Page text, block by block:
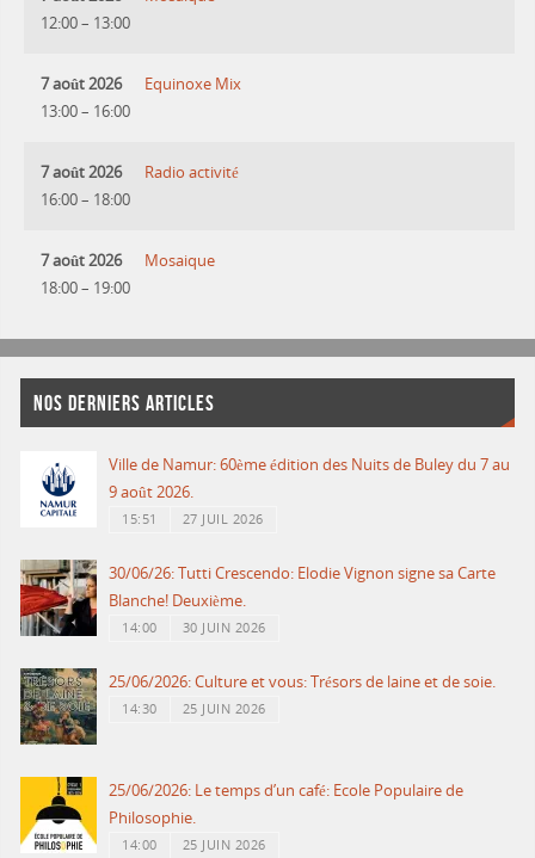
12:00– 13:00
7 août 2026
13:00– 16:00
Equinoxe Mix
7 août 2026
16:00– 18:00
Radio activité
7 août 2026
18:00– 19:00
Mosaique
NOS DERNIERS ARTICLES
Ville de Namur: 60ème édition des Nuits de Buley du 7 au
9 août 2026.
15:51 27 JUIL 2026
30/06/26: Tutti Crescendo: Elodie Vignon signe sa Carte
Blanche! Deuxième.
14:00 30 JUIN 2026
25/06/2026: Culture et vous: Trésors de laine et de soie.
14:30 25 JUIN 2026
25/06/2026: Le temps d’un café: Ecole Populaire de
Philosophie.
14:00 25 JUIN 2026